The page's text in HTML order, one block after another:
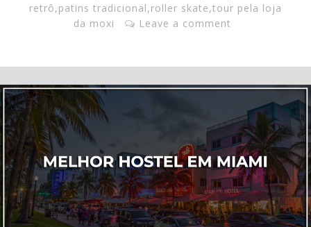
retrô,patins tradicional,roller skate,tour pela loja
da moxi
Leave a comment